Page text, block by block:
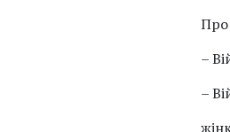
Про
–
–